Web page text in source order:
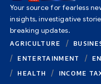
Your source for fearless
insights, investigative
breaking updates.
AGRICULTURE
ENTERTAINMENT
HEALTH
INCOME